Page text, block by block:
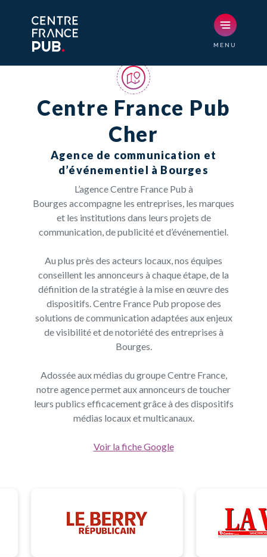
Centre France Pub
Cher
Agence de communication et
d’événementiel à Bourges
L’agence Centre France Pub à
Bourges accompagne les entreprises, les marques
et les institutions dans leurs projets de
communication, de publicité et d’événementiel.
Au plus près des acteurs locaux, nos équipes
conseillent les annonceurs à chaque étape, de la
définition de la stratégie à la mise en œuvre des
dispositifs. Centre France Pub propose des
solutions de communication adaptées aux enjeux
de visibilité et de notoriété des entreprises à
Bourges.
Adossée aux médias du groupe Centre France,
notre agence permet aux annonceurs de toucher
leurs publics efficacement grâce à des dispositifs
médias locaux et multicanaux.
Voir la fiche Google